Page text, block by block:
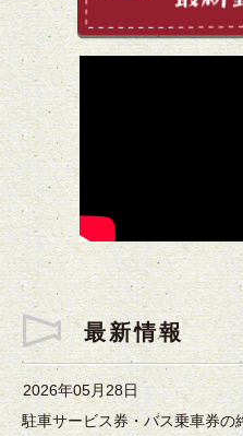
最新情報
2026年05月28日
駐車サービス券・バス乗車券の